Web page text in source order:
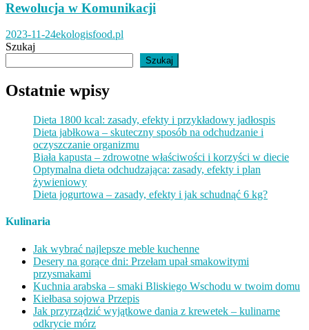
Rewolucja w Komunikacji
2023-11-24ekologisfood.pl
Szukaj
Szukaj
Ostatnie wpisy
Dieta 1800 kcal: zasady, efekty i przykładowy jadłospis
Dieta jabłkowa – skuteczny sposób na odchudzanie i
oczyszczanie organizmu
Biała kapusta – zdrowotne właściwości i korzyści w diecie
Optymalna dieta odchudzająca: zasady, efekty i plan
żywieniowy
Dieta jogurtowa – zasady, efekty i jak schudnąć 6 kg?
Kulinaria
Jak wybrać najlepsze meble kuchenne
Desery na gorące dni: Przełam upał smakowitymi
przysmakami
Kuchnia arabska – smaki Bliskiego Wschodu w twoim domu
Kiełbasa sojowa Przepis
Jak przyrządzić wyjątkowe dania z krewetek – kulinarne
odkrycie mórz